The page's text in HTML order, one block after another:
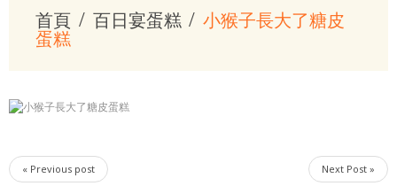
首頁 百日宴蛋糕 小猴子長大了糖皮
蛋糕
« Previous post Next Post »